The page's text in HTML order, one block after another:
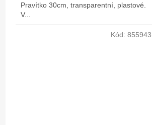
Pravítko 30cm, transparentní, plastové.
V...
Kód: 855943